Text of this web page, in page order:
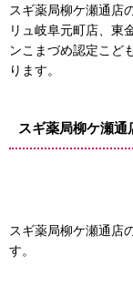
スギ薬局柳ケ瀬通店
リュ岐阜元町店、東
ンこまづめ認定こど
ります。
スギ薬局柳ケ瀬
スギ薬局柳ケ瀬通店
す。